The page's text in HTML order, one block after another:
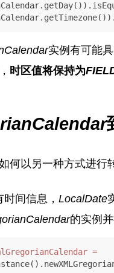
实例有可能
时区值将保持为
何以另一种方式进行
时间信息， LocalDate
的实例
=